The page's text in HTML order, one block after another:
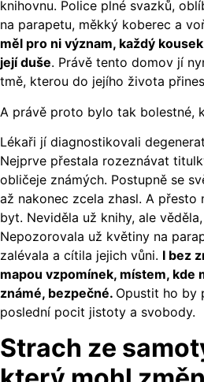
knihovnu. Police plné svazků,
na parapetu, měkký koberec a
měl pro ni význam, každý
její duše. Právě tento domov jí
tmě, kterou do jejího života
A právě proto bylo tak bolestné,
Lékaři jí diagnostikovali
Nejprve přestala rozeznávat
obličeje známých. Postupně se
až nakonec zcela zhasl. A přesto
byt. Neviděla už knihy, ale
Nepozorovala už květiny na
zalévala a cítila jejich vůni. I bez
mapou vzpomínek, místem, kde
známé, bezpečné. Opustit ho by
poslední pocit jistoty a svobody.
Strach ze